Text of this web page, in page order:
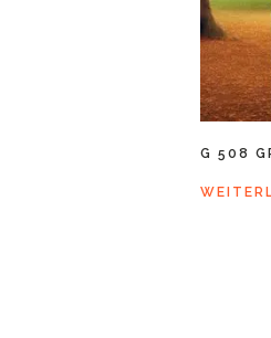
G 508